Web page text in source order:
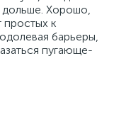
дольше. Хорошо,
простых к
барьеры,
пугающе-